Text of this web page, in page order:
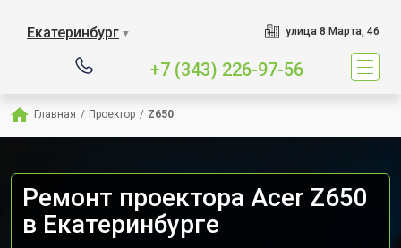
Екатеринбург ▼ улица 8 Марта, 46
+7 (343) 226-97-56
Главная / Проектор / Z650
Ремонт проектора Acer Z650
в Екатеринбурге